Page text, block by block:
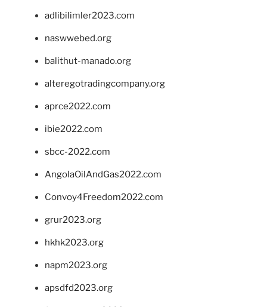
adlibilimler2023.com
naswwebed.org
balithut-manado.org
alteregotradingcompany.org
aprce2022.com
ibie2022.com
sbcc-2022.com
AngolaOilAndGas2022.com
Convoy4Freedom2022.com
grur2023.org
hkhk2023.org
napm2023.org
apsdfd2023.org